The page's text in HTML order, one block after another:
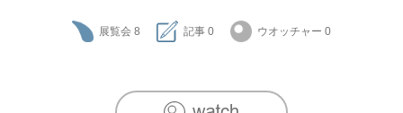
展覧会 8 記事 0 ウオッチャー 0